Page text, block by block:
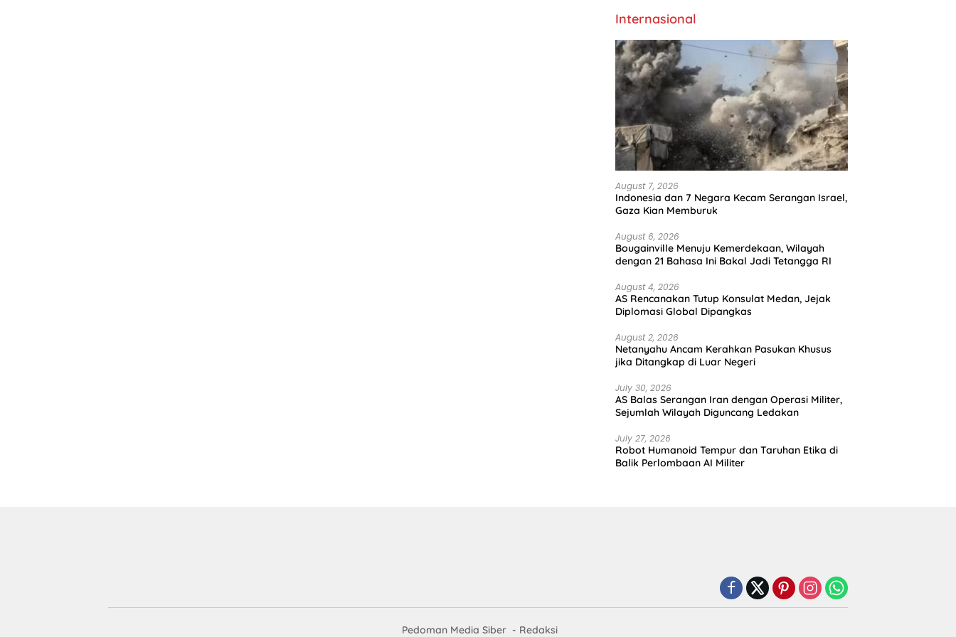
Internasional
August 7, 2026
Indonesia dan 7 Negara Kecam Serangan Israel,
Gaza Kian Memburuk
August 6, 2026
Bougainville Menuju Kemerdekaan, Wilayah
dengan 21 Bahasa Ini Bakal Jadi Tetangga RI
August 4, 2026
AS Rencanakan Tutup Konsulat Medan, Jejak
Diplomasi Global Dipangkas
August 2, 2026
Netanyahu Ancam Kerahkan Pasukan Khusus
jika Ditangkap di Luar Negeri
July 30, 2026
AS Balas Serangan Iran dengan Operasi Militer,
Sejumlah Wilayah Diguncang Ledakan
July 27, 2026
Robot Humanoid Tempur dan Taruhan Etika di
Balik Perlombaan AI Militer
Pedoman Media Siber Redaksi